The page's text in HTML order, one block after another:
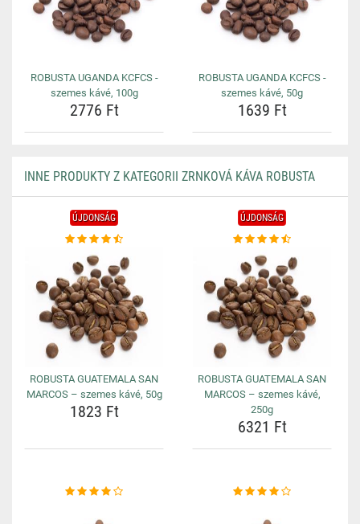
ROBUSTA UGANDA KCFCS -
szemes kávé, 100g
2776 Ft
ROBUSTA UGANDA KCFCS -
szemes kávé, 50g
1639 Ft
INNE PRODUKTY Z KATEGORII ZRNKOVÁ KÁVA ROBUSTA
ÚJDONSÁG
ROBUSTA GUATEMALA SAN
MARCOS – szemes kávé, 50g
1823 Ft
ÚJDONSÁG
ROBUSTA GUATEMALA SAN
MARCOS – szemes kávé,
250g
6321 Ft